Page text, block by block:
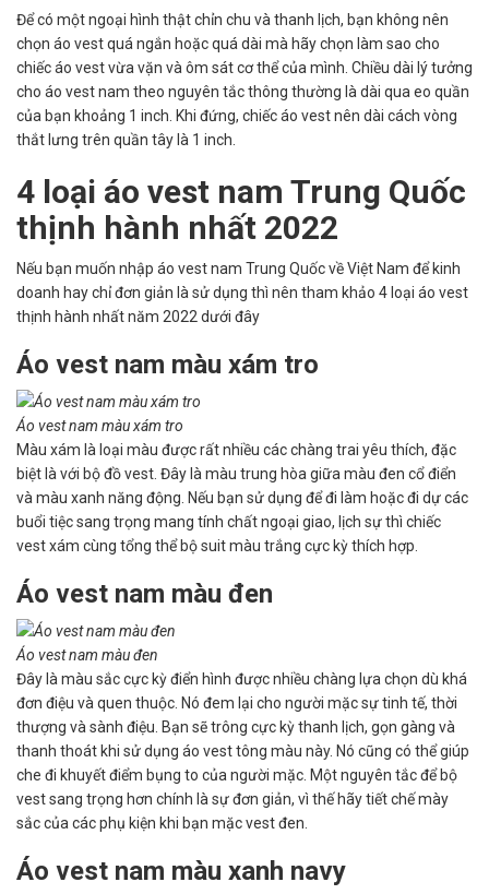
Để có một ngoại hình thật chỉn chu và thanh lịch, bạn không nên
chọn áo vest quá ngắn hoặc quá dài mà hãy chọn làm sao cho
chiếc áo vest vừa vặn và ôm sát cơ thể của mình. Chiều dài lý tưởng
cho áo vest nam theo nguyên tắc thông thường là dài qua eo quần
của bạn khoảng 1 inch. Khi đứng, chiếc áo vest nên dài cách vòng
thắt lưng trên quần tây là 1 inch.
4 loại áo vest nam Trung Quốc
thịnh hành nhất 2022
Nếu bạn muốn nhập áo vest nam Trung Quốc về Việt Nam để kinh
doanh hay chỉ đơn giản là sử dụng thì nên tham khảo 4 loại áo vest
thịnh hành nhất năm 2022 dưới đây
Áo vest nam màu xám tro
Áo vest nam màu xám tro
Màu xám là loại màu được rất nhiều các chàng trai yêu thích, đặc
biệt là với bộ đồ vest. Đây là màu trung hòa giữa màu đen cổ điển
và màu xanh năng động. Nếu bạn sử dụng để đi làm hoặc đi dự các
buổi tiệc sang trọng mang tính chất ngoại giao, lịch sự thì chiếc
vest xám cùng tổng thể bộ suit màu trắng cực kỳ thích hợp.
Áo vest nam màu đen
Áo vest nam màu đen
Đây là màu sắc cực kỳ điển hình được nhiều chàng lựa chọn dù khá
đơn điệu và quen thuộc. Nó đem lại cho người mặc sự tinh tế, thời
thượng và sành điệu. Bạn sẽ trông cực kỳ thanh lịch, gọn gàng và
thanh thoát khi sử dụng áo vest tông màu này. Nó cũng có thể giúp
che đi khuyết điểm bụng to của người mặc. Một nguyên tắc để bộ
vest sang trọng hơn chính là sự đơn giản, vì thế hãy tiết chế mày
sắc của các phụ kiện khi bạn mặc vest đen.
Áo vest nam màu xanh navy